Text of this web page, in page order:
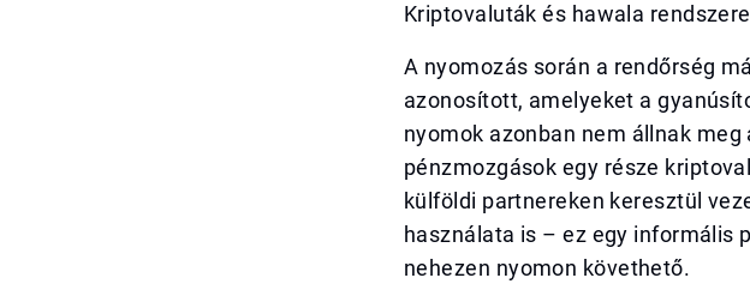
Kriptovaluták és hawala
A nyomozás során a rendőrség
azonosított, amelyeket a
nyomok azonban nem állnak
pénzmozgások egy része
külföldi partnereken keresztül
használata is – ez egy informális
nehezen nyomon követhető.